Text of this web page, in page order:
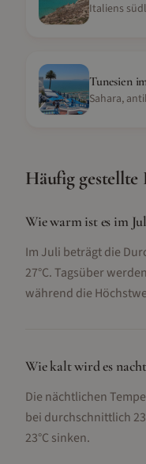
Italiens
Tunesien
Häufig gestellte
Wie warm ist es im
Im Juli beträgt die
27°C. Tagsüber
während die
Wie kalt wird es
Die nächtlichen
bei durchschnittlich
23°C sinken.